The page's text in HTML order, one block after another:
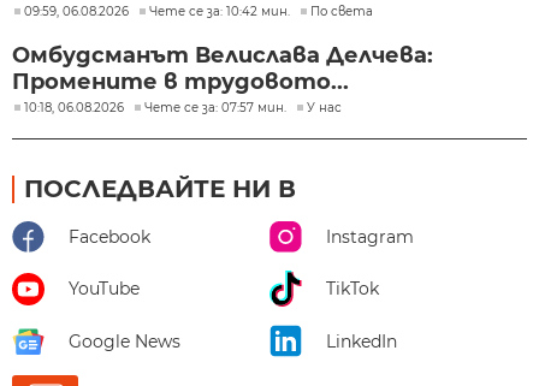
09:59, 06.08.2026 Чете се за: 10:42 мин. По света
Омбудсманът Велислава Делчева:
Промените в трудовото...
10:18, 06.08.2026 Чете се за: 07:57 мин. У нас
ПОСЛЕДВАЙТЕ НИ В
Facebook Instagram
YouTube TikTok
Google News LinkedIn